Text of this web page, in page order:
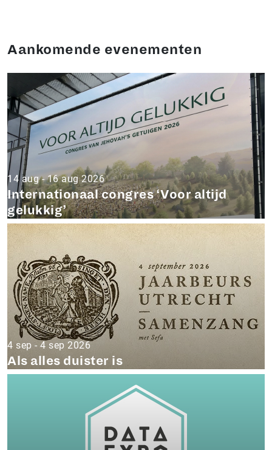
Aankomende evenementen
14 aug - 16 aug 2026
Internationaal congres ‘Voor altijd
gelukkig’
4 sep - 4 sep 2026
Als alles duister is